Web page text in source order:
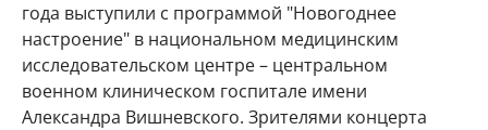
года выступили с программой "Новогоднее
настроение" в национальном медицинским
исследовательском центре – центральном
военном клиническом госпитале имени
Александра Вишневского. Зрителями концерта